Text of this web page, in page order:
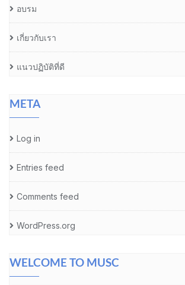
อบรม
เกี่ยวกับเรา
แนวปฏิบัติที่ดี
META
Log in
Entries feed
Comments feed
WordPress.org
WELCOME TO MUSC